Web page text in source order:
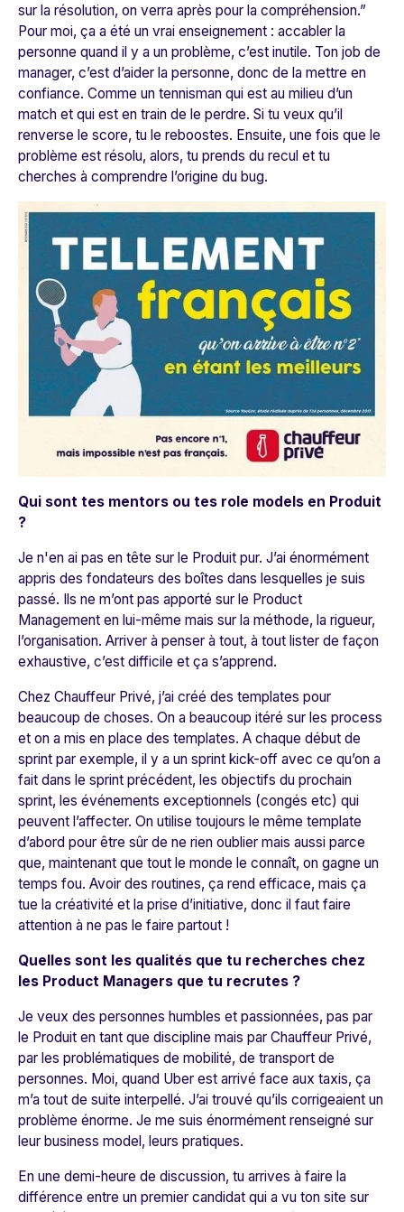
sur la résolution, on verra après pour la compréhension.”
Pour moi, ça a été un vrai enseignement : accabler la
personne quand il y a un problème, c’est inutile. Ton job de
manager, c’est d’aider la personne, donc de la mettre en
confiance. Comme un tennisman qui est au milieu d’un
match et qui est en train de le perdre. Si tu veux qu’il
renverse le score, tu le reboostes. Ensuite, une fois que le
problème est résolu, alors, tu prends du recul et tu
cherches à comprendre l’origine du bug.
Qui sont tes mentors ou tes role models en Produit
?
Je n'en ai pas en tête sur le Produit pur. J’ai énormément
appris des fondateurs des boîtes dans lesquelles je suis
passé. Ils ne m’ont pas apporté sur le Product
Management en lui-même mais sur la méthode, la rigueur,
l’organisation. Arriver à penser à tout, à tout lister de façon
exhaustive, c’est difficile et ça s’apprend.
Chez Chauffeur Privé, j’ai créé des templates pour
beaucoup de choses. On a beaucoup itéré sur les process
et on a mis en place des templates. A chaque début de
sprint par exemple, il y a un sprint kick-off avec ce qu’on a
fait dans le sprint précédent, les objectifs du prochain
sprint, les événements exceptionnels (congés etc) qui
peuvent l’affecter. On utilise toujours le même template
d’abord pour être sûr de ne rien oublier mais aussi parce
que, maintenant que tout le monde le connaît, on gagne un
temps fou. Avoir des routines, ça rend efficace, mais ça
tue la créativité et la prise d’initiative, donc il faut faire
attention à ne pas le faire partout !
Quelles sont les qualités que tu recherches chez
les Product Managers que tu recrutes ?
Je veux des personnes humbles et passionnées, pas par
le Produit en tant que discipline mais par Chauffeur Privé,
par les problématiques de mobilité, de transport de
personnes. Moi, quand Uber est arrivé face aux taxis, ça
m’a tout de suite interpellé. J’ai trouvé qu’ils corrigeaient un
problème énorme. Je me suis énormément renseigné sur
leur business model, leurs pratiques.
En une demi-heure de discussion, tu arrives à faire la
différence entre un premier candidat qui a vu ton site sur